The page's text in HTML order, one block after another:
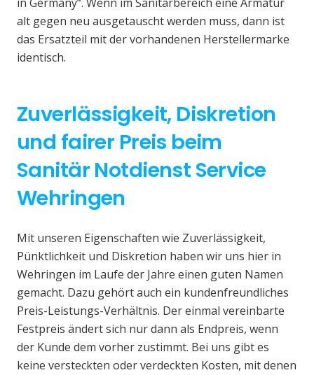
alt gegen neu ausgetauscht werden muss, dann ist
das Ersatzteil mit der vorhandenen Herstellermarke
identisch.
Zuverlässigkeit, Diskretion
und fairer Preis beim
Sanitär Notdienst Service
Wehringen
Mit unseren Eigenschaften wie Zuverlässigkeit,
Pünktlichkeit und Diskretion haben wir uns hier in
Wehringen im Laufe der Jahre einen guten Namen
gemacht. Dazu gehört auch ein kundenfreundliches
Preis-Leistungs-Verhältnis. Der einmal vereinbarte
Festpreis ändert sich nur dann als Endpreis, wenn
der Kunde dem vorher zustimmt. Bei uns gibt es
keine versteckten oder verdeckten Kosten, mit denen